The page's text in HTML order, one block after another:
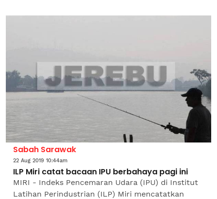
semakin teruk di...
Sabah Sarawak
22 Aug 2019 10:44am
ILP Miri catat bacaan IPU berbahaya pagi ini
MIRI - Indeks Pencemaran Udara (IPU) di Institut
Latihan Perindustrian (ILP) Miri mencatatkan